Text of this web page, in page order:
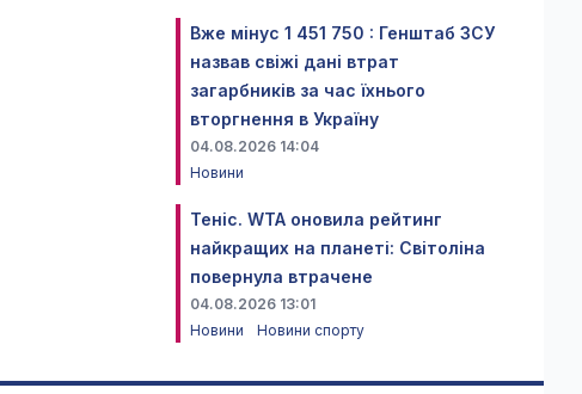
Вже мінус 1 451 750 : Генштаб ЗСУ
назвав свіжі дані втрат
загарбників за час їхнього
вторгнення в Україну
04.08.2026 14:04
Новини
Теніс. WTA оновила рейтинг
найкращих на планеті: Світоліна
повернула втрачене
04.08.2026 13:01
Новини
Новини спорту